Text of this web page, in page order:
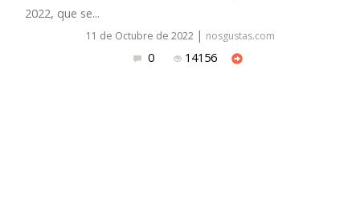
2022, que se...
11 de Octubre de 2022 | nosgustas.com
0 14156